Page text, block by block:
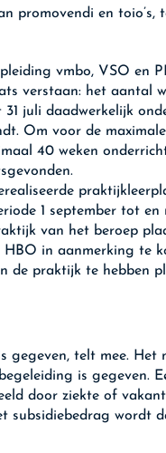
promovendi en toio’s,
vmbo, VSO en
verstaan: het aantal
juli daadwerkelijk
Om voor de
40 weken
1 september tot en
van het beroep
in aanmerking te
de praktijk te hebben
gegeven, telt mee. Het
is gegeven.
door ziekte of
subsidiebedrag wordt